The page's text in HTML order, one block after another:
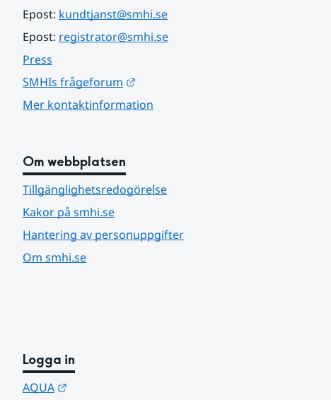
Epost: kundtjanst@smhi.se
Epost: registrator@smhi.se
Press
SMHIs frågeforum
Mer kontaktinformation
Om webbplatsen
Tillgänglighetsredogörelse
Kakor på smhi.se
Hantering av personuppgifter
Om smhi.se
Logga in
AQUA